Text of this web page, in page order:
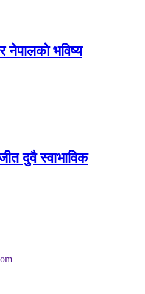
नेपालको भविष्य
दुवै स्वाभाविक